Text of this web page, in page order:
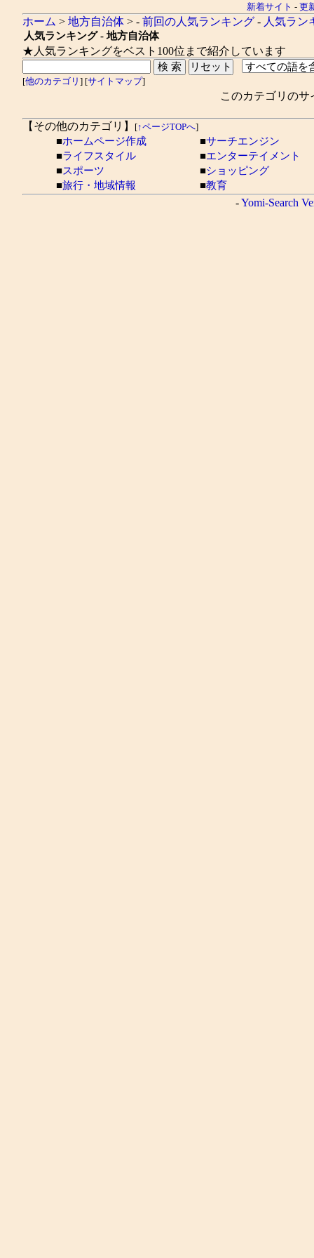
新着サイト - 更
ホーム > 地方自治体 > - 前回の人気ランキング - 人気ラン
人気ランキング - 地方自治体
★人気ランキングをベスト100位まで紹介しています
[他のカテゴリ ] [サイトマップ]
このカテゴリの
【その他のカテゴリ】 [↑ページTOPへ]
■ホームページ作成 ■サーチエンジン
■ライフスタイル ■エンターテイメント
■スポーツ ■ショッピング
■旅行・地域情報 ■教育
-Yomi-Search